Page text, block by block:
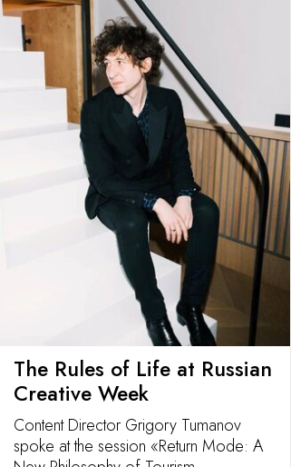
The Rules of Life at Russian
Creative Week
Content Director Grigory Tumanov
spoke at the session «Return Mode: A